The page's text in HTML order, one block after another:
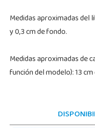
Medidas aproximadas del
y 0,3 cm de fondo.
Medidas aproximadas de
función del modelo): 13